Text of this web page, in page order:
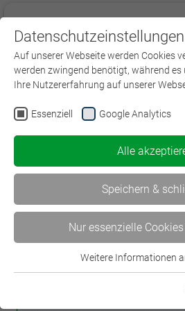
Vertrieb
Neu
Künstliche Intelligenz"
professionellen
Sachbearbeiter /
Wertvolle Recherche-Werkzeuge
Informationen sammeln,
Datenschutzeinstellungen
Auf unserer Webseite werden Cookies
werden zwingend benötigt, während es
Ihre Nutzererfahrung auf unserer
Essenziell Google Analytics
Alle
Speichern &
Nur essenzielle
Essenzielle Cookies werden für
Weitere Informationen